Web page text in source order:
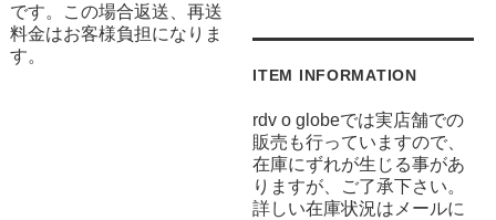
です。この場合返送、再送
料金はお客様負担になりま
す。
ITEM INFORMATION
rdv o globeでは実店舗での
販売も行っていますので、
在庫にずれが生じる事があ
りますが、ご了承下さい。
詳しい在庫状況はメールに